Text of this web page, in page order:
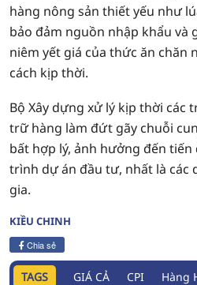
hàng nông sản thiết yếu như
bảo đảm nguồn nhập khẩu và
niêm yết giá của thức ăn chăn
cách kịp thời.
Bộ Xây dựng xử lý kịp thời các
trữ hàng làm đứt gãy chuỗi
bất hợp lý, ảnh hưởng đến tiến
trình dự án đầu tư, nhất là các
gia.
KIỀU CHINH
Chia sẻ
TAGS GIÁ CẢ CPI Hàng